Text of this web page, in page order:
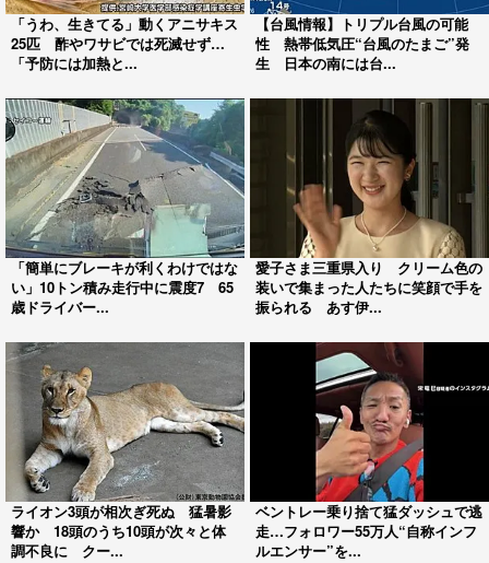
「うわ、生きてる」動くアニサキス
25匹 酢やワサビでは死滅せず…
「予防には加熱と...
【台風情報】トリプル台風の可能
性 熱帯低気圧“台風のたまご”発
生 日本の南には台...
「簡単にブレーキが利くわけではな
い」10トン積み走行中に震度7 65
歳ドライバー...
愛子さま三重県入り クリーム色の
装いで集まった人たちに笑顔で手を
振られる あす伊...
ライオン3頭が相次ぎ死ぬ 猛暑影
響か 18頭のうち10頭が次々と体
調不良に クー...
ベントレー乗り捨て猛ダッシュで逃
走…フォロワー55万人“自称インフ
ルエンサー”を...